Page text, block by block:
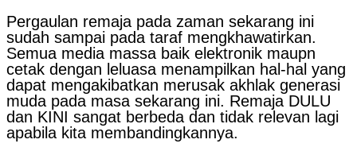
Pergaulan remaja pada zaman sekarang ini
sudah sampai pada taraf mengkhawatirkan.
Semua media massa baik elektronik maupn
cetak dengan leluasa menampilkan hal-hal yang
dapat mengakibatkan merusak akhlak generasi
muda pada masa sekarang ini. Remaja DULU
dan KINI sangat berbeda dan tidak relevan lagi
apabila kita membandingkannya.